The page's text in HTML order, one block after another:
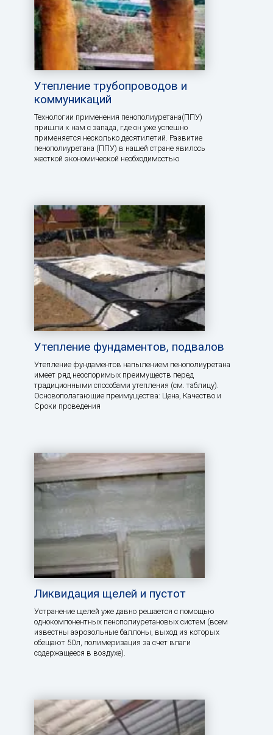
Утепление трубопроводов и
коммуникаций
Технологии применения пенополиуретана(ППУ)
пришли к нам с запада, где он уже успешно
применяется несколько десятилетий. Развитие
пенополиуретана (ППУ) в нашей стране явилось
жесткой экономической необходимостью
Утепление фундаментов, подвалов
Утепление фундаментов напылением пенополиуретана
имеет ряд неоспоримых преимуществ перед
традиционными способами утепления (см. таблицу).
Основополагающие преимущества: Цена, Качество и
Сроки проведения
Ликвидация щелей и пустот
Устранение щелей уже давно решается с помощью
однокомпонентных пенополиуретановых систем (всем
известны аэрозольные баллоны, выход из которых
обещают 50л, полимеризация за счет влаги
содержащееся в воздухе).